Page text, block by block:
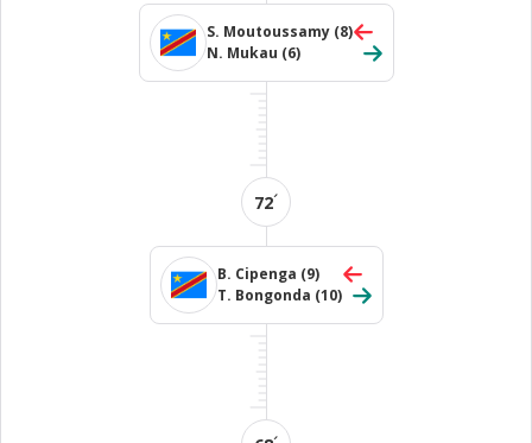
S. Moutoussamy (8)
N. Mukau (6)
72´
B. Cipenga (9)
T. Bongonda (10)